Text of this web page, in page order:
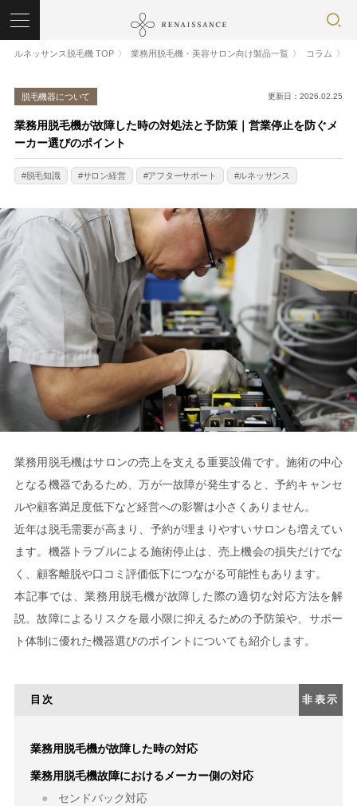
ルネッサンス脱毛機 TOP 業務用脱毛機・美容サロン向け製品一覧 コラム
脱毛機器について 更新日：2026.02.25
業務用脱毛機が故障した時の対処法と予防策｜営業停止を防ぐメ
ーカー選びのポイント
脱毛知識 サロン経営 アフターサポート ルネッサンス
業務用脱毛機はサロンの売上を支える重要設備です。施術の中心
となる機器であるため、万が一故障が発生すると、予約キャンセ
ルや顧客満足度低下など経営への影響は小さくありません。
近年は脱毛需要が高まり、予約が埋まりやすいサロンも増えてい
ます。機器トラブルによる施術停止は、売上機会の損失だけでな
く、顧客離脱や口コミ評価低下につながる可能性もあります。
本記事では、業務用脱毛機が故障した際の適切な対応方法を解
説。故障によるリスクを最小限に抑えるための予防策や、サポー
ト体制に優れた機器選びのポイントについても紹介します。
目次 非表示
業務用脱毛機が故障した時の対応
業務用脱毛機故障におけるメーカー側の対応
センドバック対応